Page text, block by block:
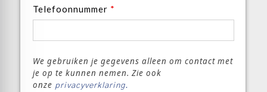
Telefoonnummer *
We gebruiken je gegevens alleen om contact met
je op te kunnen nemen. Zie ook
onze privacyverklaring.